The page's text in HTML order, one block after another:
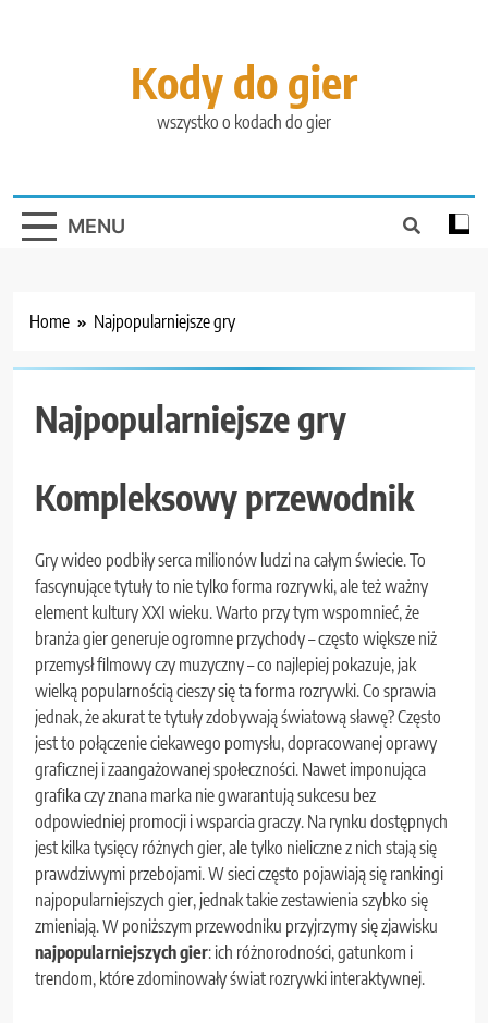
Kody do gier
wszystko o kodach do gier
MENU
Home Najpopularniejsze gry
Najpopularniejsze gry
Kompleksowy przewodnik
Gry wideo podbiły serca milionów ludzi na całym świecie. To
fascynujące tytuły to nie tylko forma rozrywki, ale też ważny
element kultury XXI wieku. Warto przy tym wspomnieć, że
branża gier generuje ogromne przychody – często większe niż
przemysł filmowy czy muzyczny – co najlepiej pokazuje, jak
wielką popularnością cieszy się ta forma rozrywki. Co sprawia
jednak, że akurat te tytuły zdobywają światową sławę? Często
jest to połączenie ciekawego pomysłu, dopracowanej oprawy
graficznej i zaangażowanej społeczności. Nawet imponująca
grafika czy znana marka nie gwarantują sukcesu bez
odpowiedniej promocji i wsparcia graczy. Na rynku dostępnych
jest kilka tysięcy różnych gier, ale tylko nieliczne z nich stają się
prawdziwymi przebojami. W sieci często pojawiają się rankingi
najpopularniejszych gier, jednak takie zestawienia szybko się
zmieniają. W poniższym przewodniku przyjrzymy się zjawisku
najpopularniejszych gier: ich różnorodności, gatunkom i
trendom, które zdominowały świat rozrywki interaktywnej.